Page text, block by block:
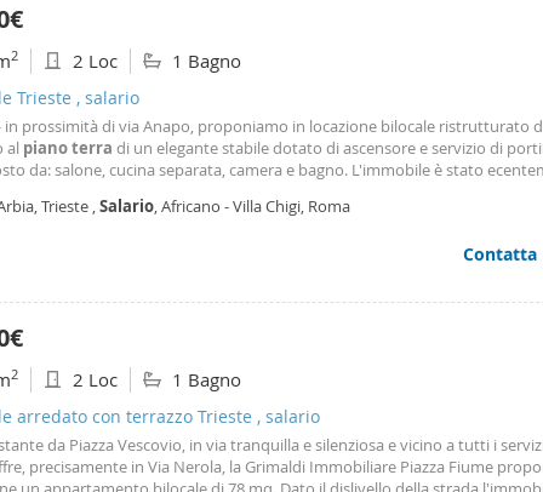
2 2 Loc 1 Bagno
Trieste , salario
in prossimità di via Anapo, proponiamo in locazione bilocale ristrutturato
al pianoterra di un elegante stabile dotato di ascensore e servizio di
da: salone, cucina separata, camera e bagno. L'immobile è stato
in marmo, offrono un perfetto
Trieste ,Salario, Africano - Villa Chigi, Roma
Contatta
2 2 Loc 1 Bagno
arredato con terrazzo Trieste , salario
da Piazza Vescovio, in via tranquilla e silenziosa e vicino a tutti i
precisamente in Via Nerola, la Grimaldi Immobiliare Piazza Fiume